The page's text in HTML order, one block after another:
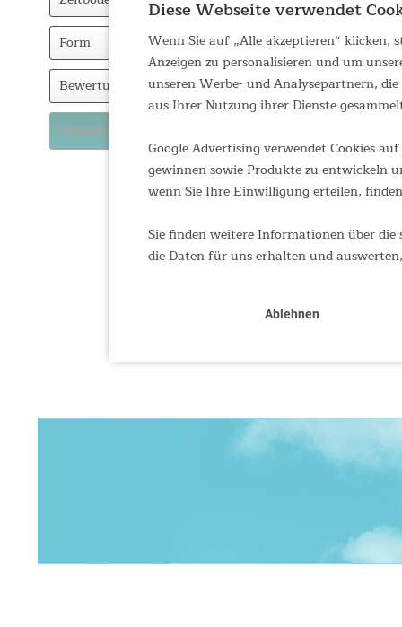
5000
Eingenähter Zeltboden
Einlegeboden
Form
Tipi
Tunnel
Bewertung
& mehr
& mehr
& mehr
Produkte anzeigen
Diese Webseite verwendet
Wenn Sie auf „Alle akzeptieren“ klicken,
Anzeigen zu personalisieren und um
unseren Werbe- und Analysepartnern,
aus Ihrer Nutzung ihrer Dienste
Google Advertising verwendet Cookies
gewinnen sowie Produkte zu entwickeln
wenn Sie Ihre Einwilligung erteilen,
Sie finden weitere Informationen über die
die Daten für uns erhalten und
Ablehnen